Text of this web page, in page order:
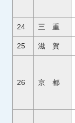
24 三 重
25 滋 賀
26 京 都